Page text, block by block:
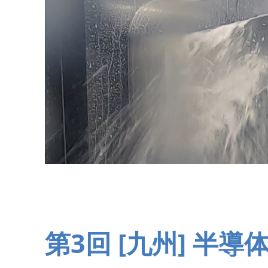
第3回 [九州] 半導